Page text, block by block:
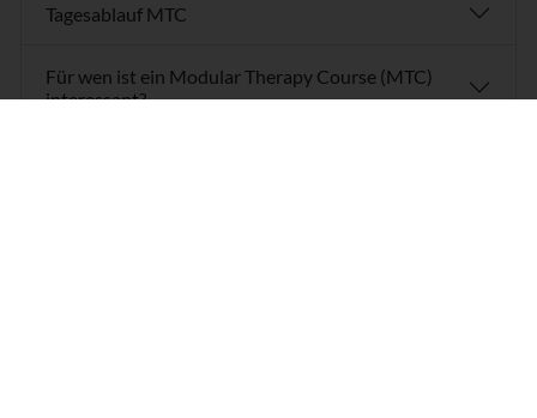
Tagesablauf MTC
Für wen ist ein Modular Therapy Course (MTC)
interessant?